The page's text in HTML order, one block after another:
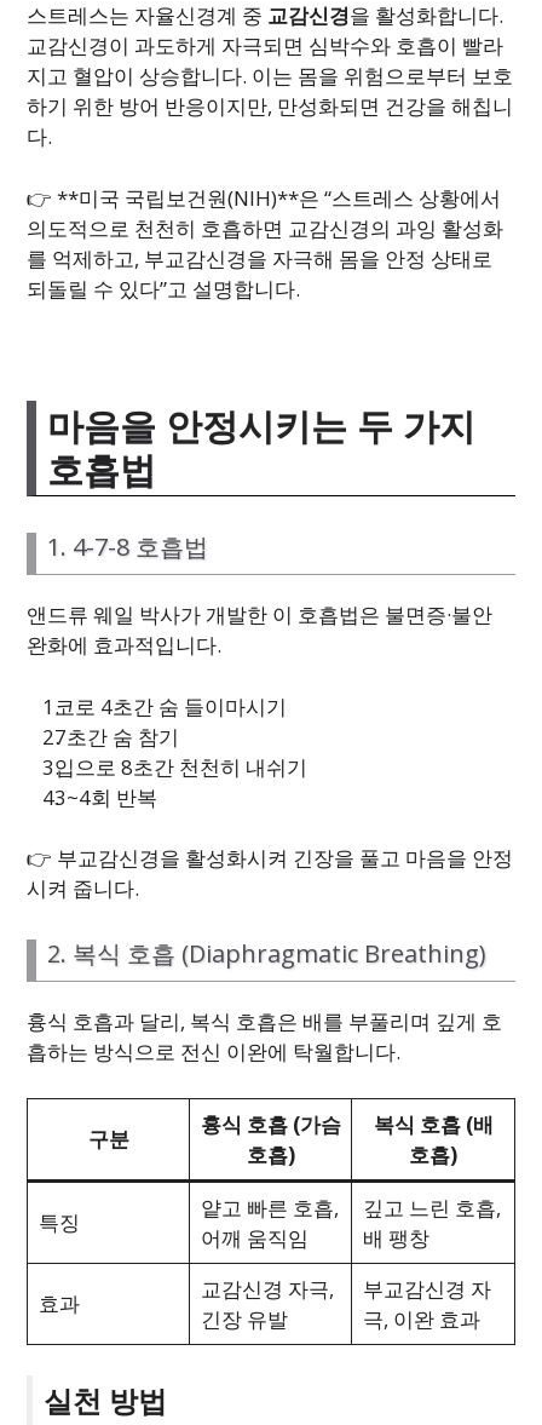
스트레스는 자율신경계 중 교감신경을 활성화합니다.
교감신경이 과도하게 자극되면 심박수와 호흡이 빨라
지고 혈압이 상승합니다. 이는 몸을 위험으로부터 보호
하기 위한 방어 반응이지만, 만성화되면 건강을 해칩니
다.
👉 **미국 국립보건원(NIH)**은 “스트레스 상황에서
의도적으로 천천히 호흡하면 교감신경의 과잉 활성화
를 억제하고, 부교감신경을 자극해 몸을 안정 상태로
되돌릴 수 있다”고 설명합니다.
마음을 안정시키는 두 가지
호흡법
1. 4-7-8 호흡법
앤드류 웨일 박사가 개발한 이 호흡법은 불면증·불안
완화에 효과적입니다.
코로 4초간 숨 들이마시기
7초간 숨 참기
입으로 8초간 천천히 내쉬기
3~4회 반복
👉 부교감신경을 활성화시켜 긴장을 풀고 마음을 안정
시켜 줍니다.
2. 복식 호흡 (Diaphragmatic Breathing)
흉식 호흡과 달리, 복식 호흡은 배를 부풀리며 깊게 호
흡하는 방식으로 전신 이완에 탁월합니다.
구분
흉식 호흡 (가슴
호흡)
복식 호흡 (배
호흡)
특징
얕고 빠른 호흡,
어깨 움직임
깊고 느린 호흡,
배 팽창
효과
교감신경 자극,
긴장 유발
부교감신경 자
극, 이완 효과
실천 방법